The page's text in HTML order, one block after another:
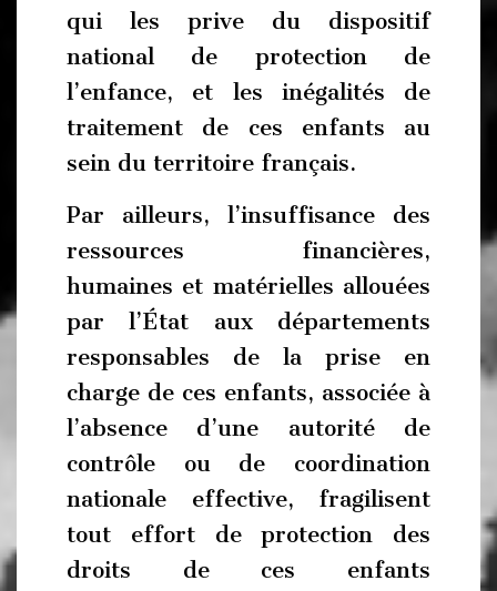
qui les prive du dispositif
national de protection de
l’enfance, et les inégalités de
traitement de ces enfants au
sein du territoire français.
Par ailleurs, l’insuffisance des
ressources financières,
humaines et matérielles allouées
par l’État aux départements
responsables de la prise en
charge de ces enfants, associée à
l’absence d’une autorité de
contrôle ou de coordination
nationale effective, fragilisent
tout effort de protection des
droits de ces enfants